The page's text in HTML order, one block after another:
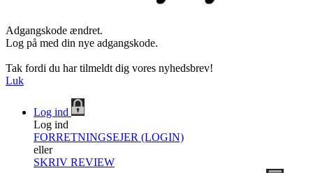
Adgangskode ændret.
Log på med din nye adgangskode.
Tak fordi du har tilmeldt dig vores nyhedsbrev!
Luk
Log ind
Log ind
FORRETNINGSEJER (LOGIN)
eller
SKRIV REVIEW